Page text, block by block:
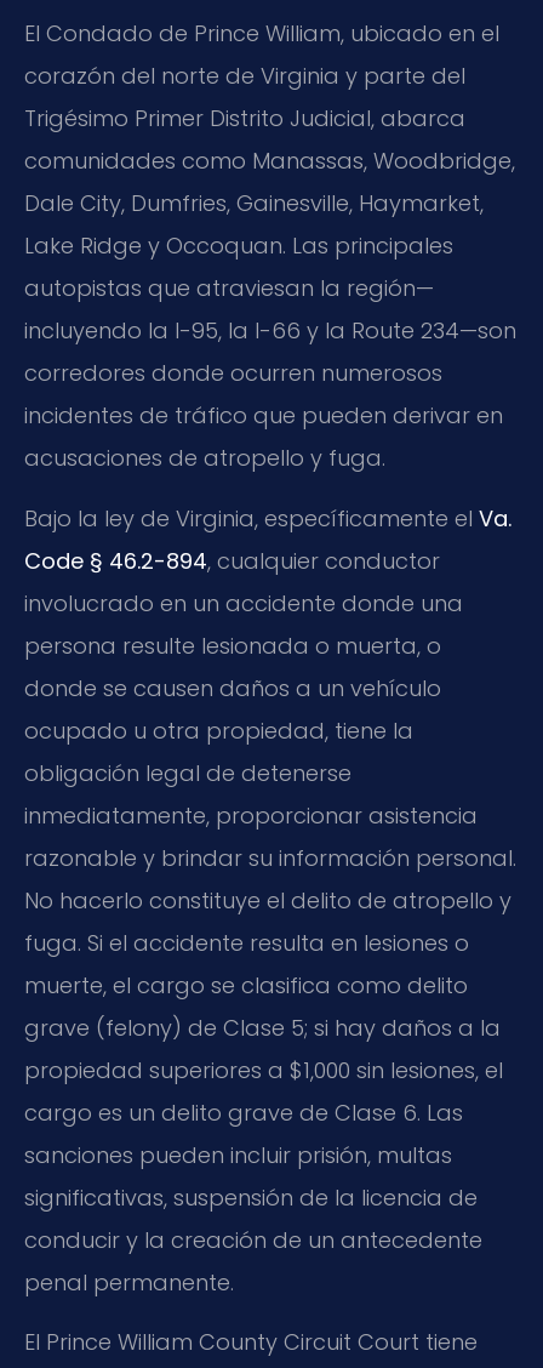
El Condado de Prince William, ubicado en el
corazón del norte de Virginia y parte del
Trigésimo Primer Distrito Judicial, abarca
comunidades como Manassas, Woodbridge,
Dale City, Dumfries, Gainesville, Haymarket,
Lake Ridge y Occoquan. Las principales
autopistas que atraviesan la región—
incluyendo la I-95, la I-66 y la Route 234—son
corredores donde ocurren numerosos
incidentes de tráfico que pueden derivar en
acusaciones de atropello y fuga.
Bajo la ley de Virginia, específicamente el Va.
Code § 46.2-894, cualquier conductor
involucrado en un accidente donde una
persona resulte lesionada o muerta, o
donde se causen daños a un vehículo
ocupado u otra propiedad, tiene la
obligación legal de detenerse
inmediatamente, proporcionar asistencia
razonable y brindar su información personal.
No hacerlo constituye el delito de atropello y
fuga. Si el accidente resulta en lesiones o
muerte, el cargo se clasifica como delito
grave (felony) de Clase 5; si hay daños a la
propiedad superiores a $1,000 sin lesiones, el
cargo es un delito grave de Clase 6. Las
sanciones pueden incluir prisión, multas
significativas, suspensión de la licencia de
conducir y la creación de un antecedente
penal permanente.
El Prince William County Circuit Court tiene